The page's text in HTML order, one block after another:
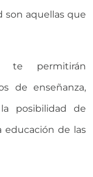
son aquellas que
te permitirán
de enseñanza,
posibilidad de
educación de las